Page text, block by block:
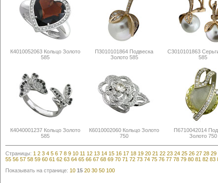
К4010052063 Кольцо Золото
585
П3010101864 Подвеска
Золото 585
С3010101863
585
К4040001237 Кольцо Золото
585
К6010002060 Кольцо Золото
750
П6710042014
Золото 750
Страницы: 1 2 3 4 5 6 7 8 9 10 11 12 13 14 15 16 17 18 19 20 21 22 23 24 25 26 27 28 29
55 56 57 58 59 60 61 62 63 64 65 66 67 68 69 70 71 72 73 74 75 76 77 78 79 80 81 82 83
Показывать на странице: 10 15 20 30 50 100